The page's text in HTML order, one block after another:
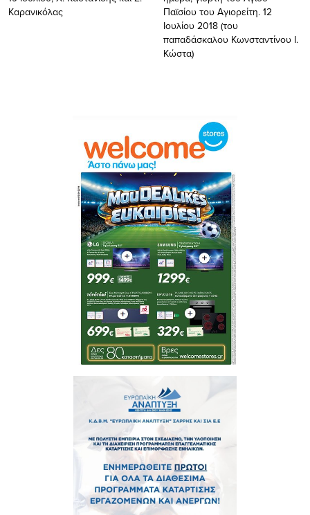
Καρανικόλας
Παϊσίου του Αγιορείτη. 12
Ιουλίου 2018 (του
παπαδάσκαλου Κωνσταντίνου Ι.
Κώστα)